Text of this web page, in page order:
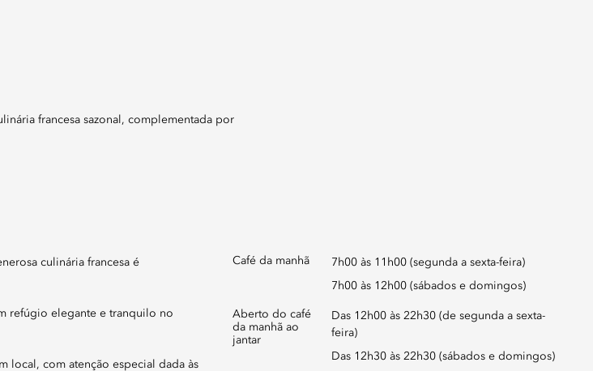
culinária francesa é
refúgio elegante e tranquilo no
local, com atenção especial dada às
Café da manhã 7h00 às 11h00 (segunda a sexta-feira)
7h00 às 12h00 (sábados e domingos)
Aberto do café
da manhã ao
jantar
Das 12h00 às 22h30 (de segunda a sexta-
feira)
Das 12h30 às 22h30 (sábados e domingos)